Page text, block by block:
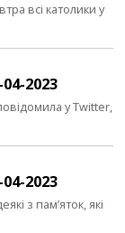
всі католики у
2023
у Twitter,
2023
з пам’яток, які